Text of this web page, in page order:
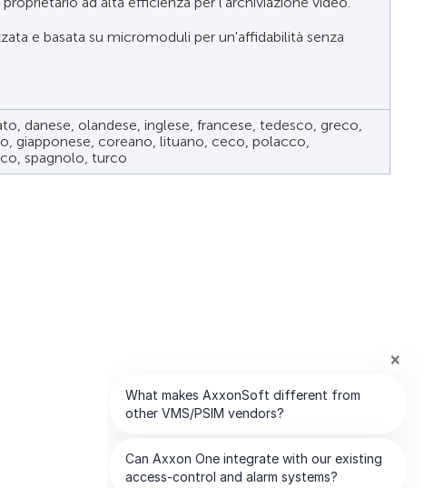
e basata su micromoduli per un'affidabilità senza
danese, olandese, inglese, francese, tedesco, greco,
giapponese, coreano, lituano, ceco, polacco,
spagnolo, turco